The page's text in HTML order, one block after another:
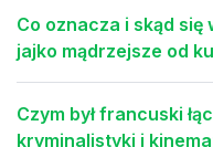
Co oznacza i skąd się
jajko mądrzejsze od
Czym był francuski
kryminalistyki i